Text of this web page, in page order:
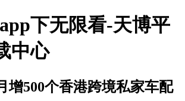
下无限看-天博平
中心
增500个香港跨境私家车配